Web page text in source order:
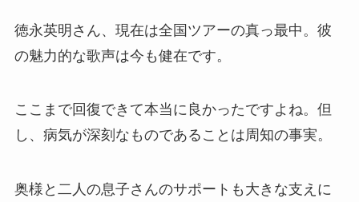
徳永英明さん、現在は全国ツアーの真っ最中。彼
の魅力的な歌声は今も健在です。
ここまで回復できて本当に良かったですよね。但
し、病気が深刻なものであることは周知の事実。
奥様と二人の息子さんのサポートも大きな支えに